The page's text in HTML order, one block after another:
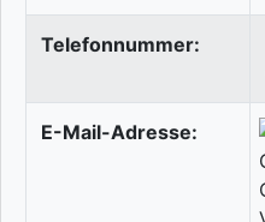
Telefonnummer:
E-Mail-Adresse: